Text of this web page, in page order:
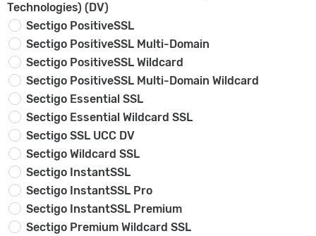
Technologies) (DV)
Sectigo PositiveSSL
Sectigo PositiveSSL Multi-Domain
Sectigo PositiveSSL Wildcard
Sectigo PositiveSSL Multi-Domain Wildcard
Sectigo Essential SSL
Sectigo Essential Wildcard SSL
Sectigo SSL UCC DV
Sectigo Wildcard SSL
Sectigo InstantSSL
Sectigo InstantSSL Pro
Sectigo InstantSSL Premium
Sectigo Premium Wildcard SSL